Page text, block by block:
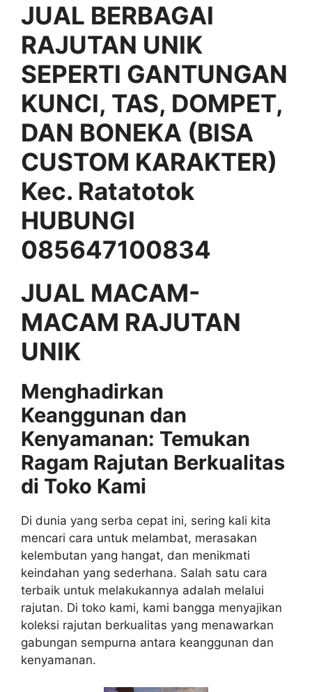
JUAL BERBAGAI
RAJUTAN UNIK
SEPERTI GANTUNGAN
KUNCI, TAS, DOMPET,
DAN BONEKA (BISA
CUSTOM KARAKTER)
Kec. Ratatotok
HUBUNGI
085647100834
JUAL MACAM-
MACAM RAJUTAN
UNIK
Menghadirkan
Keanggunan dan
Kenyamanan: Temukan
Ragam Rajutan Berkualitas
di Toko Kami
Di dunia yang serba cepat ini, sering kali kita
mencari cara untuk melambat, merasakan
kelembutan yang hangat, dan menikmati
keindahan yang sederhana. Salah satu cara
terbaik untuk melakukannya adalah melalui
rajutan. Di toko kami, kami bangga menyajikan
koleksi rajutan berkualitas yang menawarkan
gabungan sempurna antara keanggunan dan
kenyamanan.